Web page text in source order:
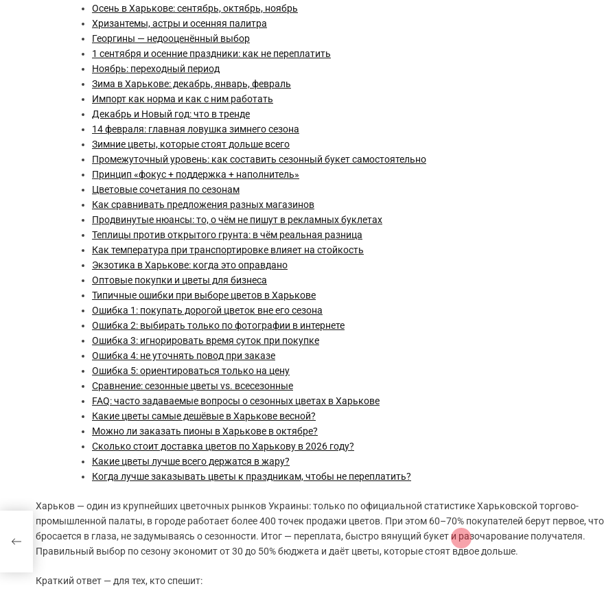
Осень в Харькове: сентябрь, октябрь, ноябрь
Хризантемы, астры и осенняя палитра
Георгины — недооценённый выбор
1 сентября и осенние праздники: как не переплатить
Ноябрь: переходный период
Зима в Харькове: декабрь, январь, февраль
Импорт как норма и как с ним работать
Декабрь и Новый год: что в тренде
14 февраля: главная ловушка зимнего сезона
Зимние цветы, которые стоят дольше всего
Промежуточный уровень: как составить сезонный букет самостоятельно
Принцип «фокус + поддержка + наполнитель»
Цветовые сочетания по сезонам
Как сравнивать предложения разных магазинов
Продвинутые нюансы: то, о чём не пишут в рекламных буклетах
Теплицы против открытого грунта: в чём реальная разница
Как температура при транспортировке влияет на стойкость
Экзотика в Харькове: когда это оправдано
Оптовые покупки и цветы для бизнеса
Типичные ошибки при выборе цветов в Харькове
Ошибка 1: покупать дорогой цветок вне его сезона
Ошибка 2: выбирать только по фотографии в интернете
Ошибка 3: игнорировать время суток при покупке
Ошибка 4: не уточнять повод при заказе
Ошибка 5: ориентироваться только на цену
Сравнение: сезонные цветы vs. всесезонные
FAQ: часто задаваемые вопросы о сезонных цветах в Харькове
Какие цветы самые дешёвые в Харькове весной?
Можно ли заказать пионы в Харькове в октябре?
Сколько стоит доставка цветов по Харькову в 2026 году?
Какие цветы лучше всего держатся в жару?
Когда лучше заказывать цветы к праздникам, чтобы не переплатить?
Харьков — один из крупнейших цветочных рынков Украины: только по официальной статистике Харьковской торгово-
промышленной палаты, в городе работает более 400 точек продажи цветов. При этом 60–70% покупателей берут первое, что
бросается в глаза, не задумываясь о сезонности. Итог — переплата, быстро вянущий букет и разочарование получателя.
Правильный выбор по сезону экономит от 30 до 50% бюджета и даёт цветы, которые стоят вдвое дольше.
Краткий ответ — для тех, кто спешит: